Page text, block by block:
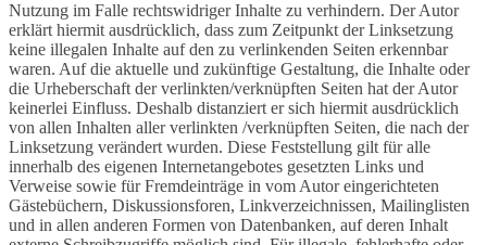
Nutzung im Falle rechtswidriger Inhalte zu verhindern. Der Autor
erklärt hiermit ausdrücklich, dass zum Zeitpunkt der Linksetzung
keine illegalen Inhalte auf den zu verlinkenden Seiten erkennbar
waren. Auf die aktuelle und zukünftige Gestaltung, die Inhalte oder
die Urheberschaft der verlinkten/verknüpften Seiten hat der Autor
keinerlei Einfluss. Deshalb distanziert er sich hiermit ausdrücklich
von allen Inhalten aller verlinkten /verknüpften Seiten, die nach der
Linksetzung verändert wurden. Diese Feststellung gilt für alle
innerhalb des eigenen Internetangebotes gesetzten Links und
Verweise sowie für Fremdeinträge in vom Autor eingerichteten
Gästebüchern, Diskussionsforen, Linkverzeichnissen, Mailinglisten
und in allen anderen Formen von Datenbanken, auf deren Inhalt